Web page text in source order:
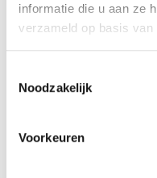
informatie die u aan ze
verzameld op basis
Noodzakelijk
Voorkeuren
Er kwam toch een
Ze liepen bij
zien dat ze het